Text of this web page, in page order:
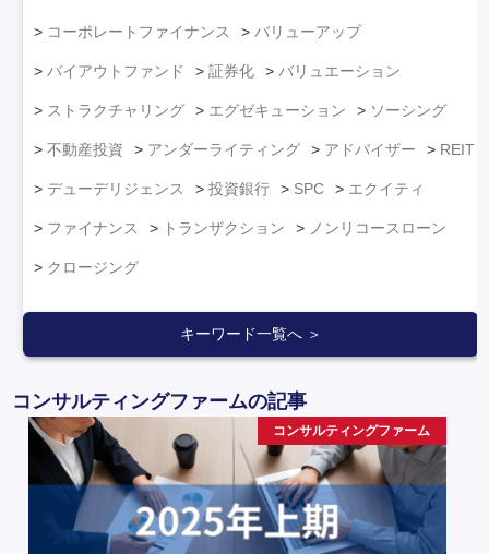
コーポレートファイナンス バリューアップ
バイアウトファンド 証券化 バリュエーション
ストラクチャリング エグゼキューション ソーシング
不動産投資 アンダーライティング アドバイザー REIT
デューデリジェンス 投資銀行 SPC エクイティ
ファイナンス トランザクション ノンリコースローン
クロージング
キーワード一覧へ ＞
コンサルティングファームの記事
コンサルティングファーム